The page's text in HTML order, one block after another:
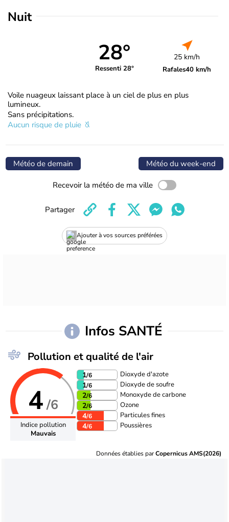
Nuit
28°
Ressenti 28°
25 km/h
Rafales40 km/h
Voile nuageux laissant place à un ciel de plus en plus
lumineux.
Sans précipitations.
Aucun risque de pluie
Météo de demain Météo du week-end
Recevoir la météo de ma ville
Ajouter à vos sources préférées
Partager
Infos SANTÉ
Pollution et qualité de l'air
4/6
Indice pollution
Mauvais
1/6 Dioxyde d'azote
1/6 Dioxyde de soufre
2/6 Monoxyde de carbone
2/6 Ozone
4/6 Particules fines
4/6 Poussières
Données établies parCopernicus AMS(2026)